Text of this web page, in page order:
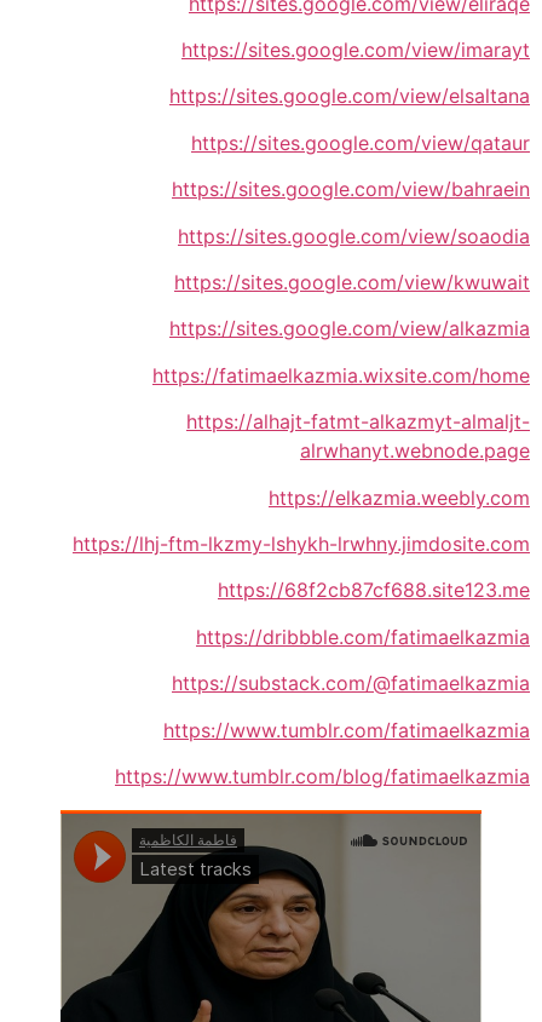
https://sites.google.com/view/imarayt
https://sites.google.com/view/elsaltana
https://sites.google.com/view/qataur
https://sites.google.com/view/bahraein
https://sites.google.com/view/soaodia
https://sites.google.com/view/kwuwait
https://sites.google.com/view/alkazmia
https://fatimaelkazmia.wixsite.com/home
https://alhajt-fatmt-alkazmyt-almaljt-
alrwhanyt.webnode.page
https://elkazmia.weebly.com
https://lhj-ftm-lkzmy-lshykh-lrwhny.jimdosite.com
https://68f2cb87cf688.site123.me
https://dribbble.com/fatimaelkazmia
https://substack.com/@fatimaelkazmia
https://www.tumblr.com/fatimaelkazmia
https://www.tumblr.com/blog/fatimaelkazmia